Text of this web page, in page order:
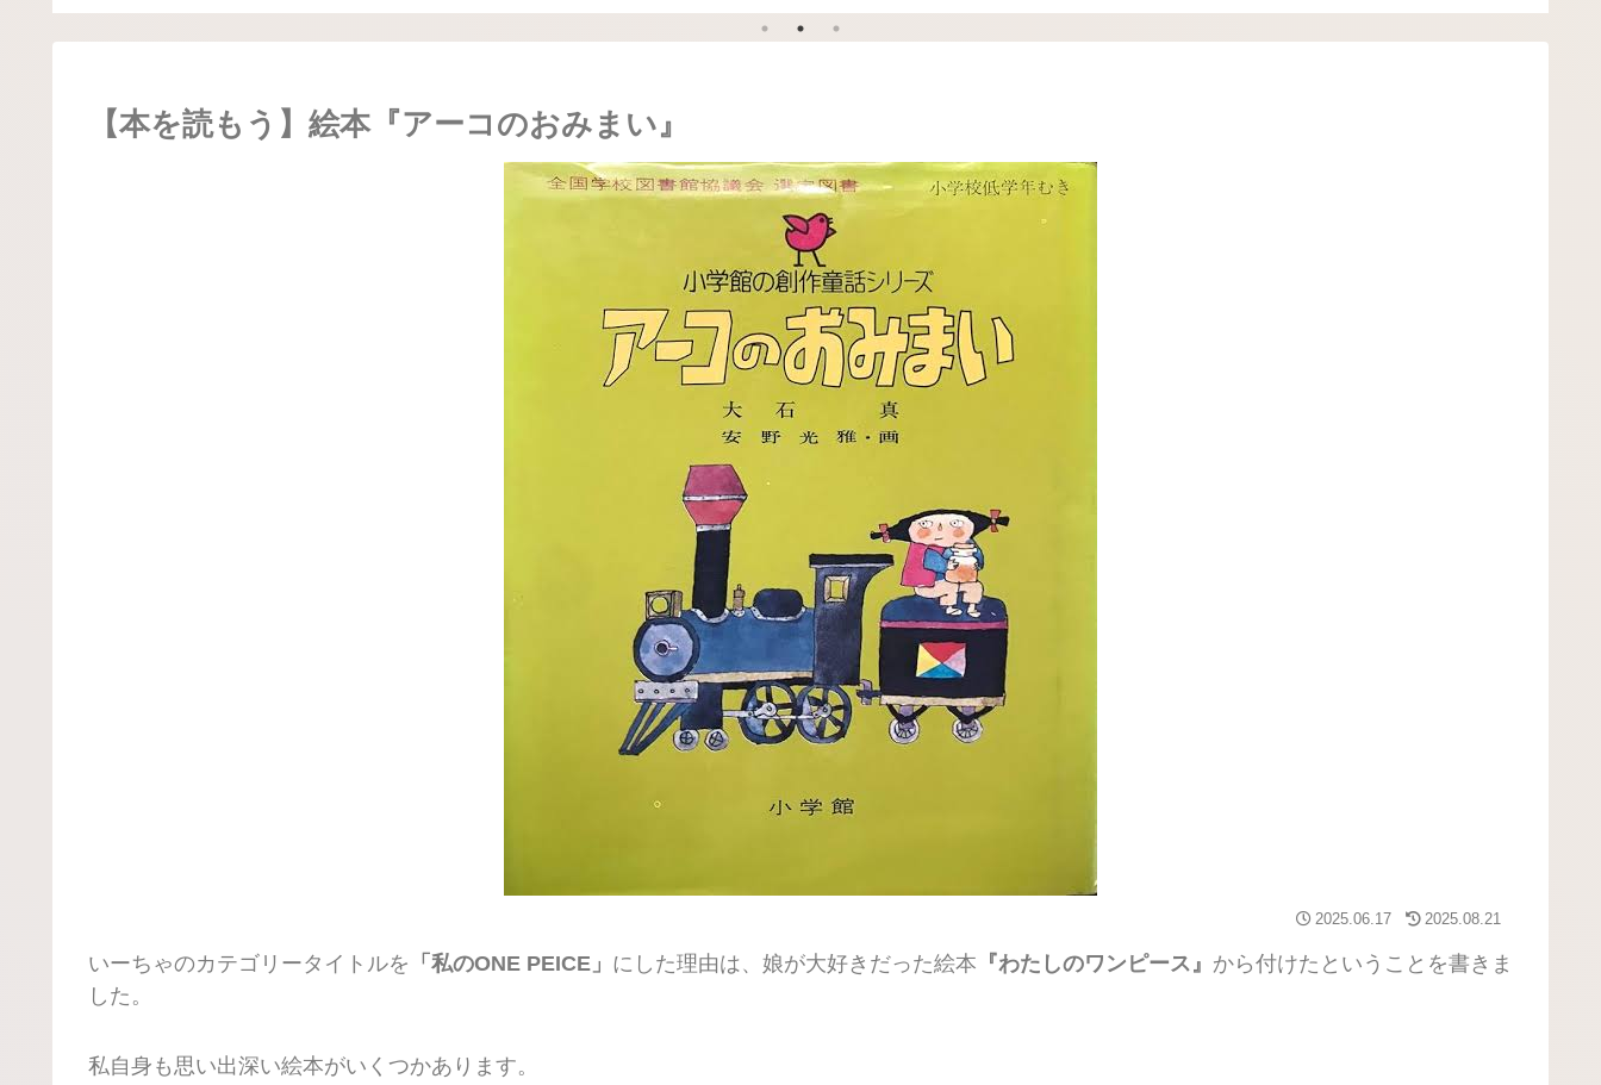
【本を読もう】絵本『アーコのおみまい』
2025.06.17 2025.08.21
いーちゃのカテゴリータイトルを 「私のONE PEICE」 にした理由は、娘が大好きだった絵本 『わたしのワンピース』 から付けたということを書きま
した。
私自身も思い出深い絵本がいくつかあります。